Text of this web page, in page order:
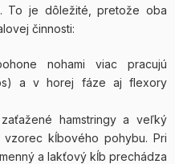
. To je dôležité, pretože oba
činnosti:
nohami viac pracujú
a v horej fáze aj flexory
hamstringy a veľký
kĺbového pohybu. Pri
a lakťový kĺb prechádza